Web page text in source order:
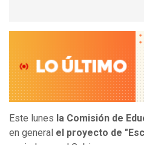
Este lunes la Comisión de
en general el proyecto de